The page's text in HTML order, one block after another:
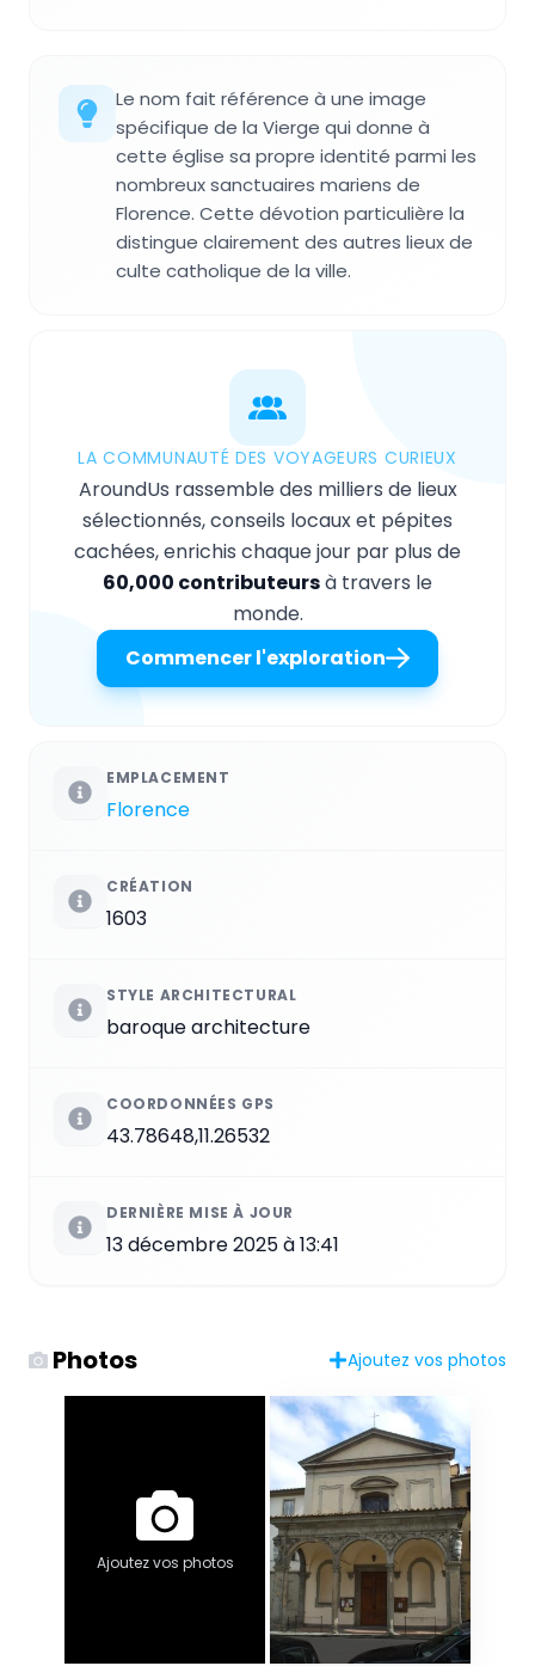
Le nom fait référence à une image
spécifique de la Vierge qui donne à
cette église sa propre identité parmi les
nombreux sanctuaires mariens de
Florence. Cette dévotion particulière la
distingue clairement des autres lieux de
culte catholique de la ville.
LA COMMUNAUTÉ DES VOYAGEURS CURIEUX
AroundUs rassemble des milliers de lieux
sélectionnés, conseils locaux et pépites
cachées, enrichis chaque jour par plus de
60,000 contributeursà travers le
monde.
Commencer l'exploration
EMPLACEMENT
Florence
CRÉATION
1603
STYLE ARCHITECTURAL
baroque architecture
COORDONNÉES GPS
43.78648,11.26532
DERNIÈRE MISE À JOUR
13 décembre 2025 à 13:41
Photos Ajoutez vos photos
Ajoutez vos photos